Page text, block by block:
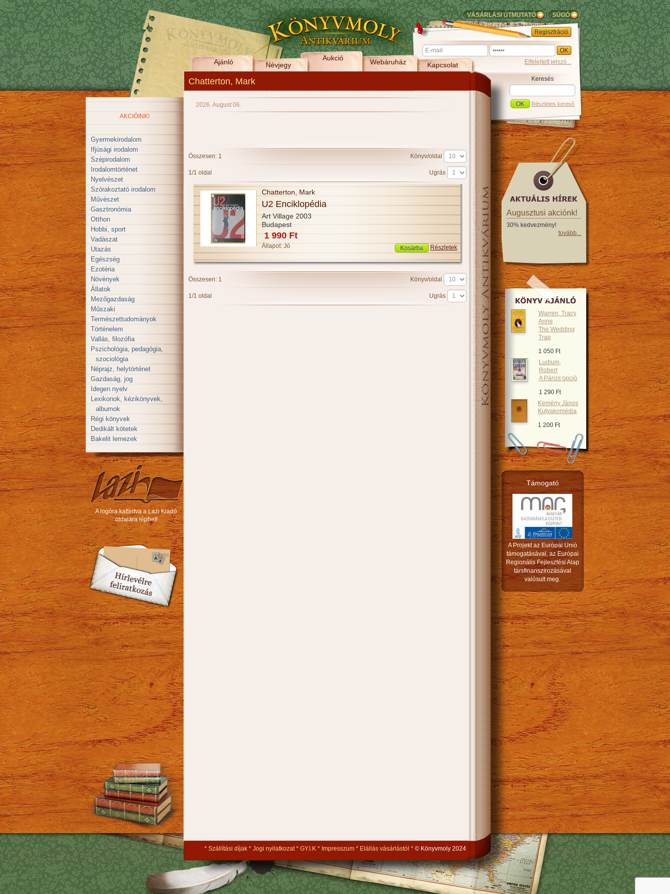
SÚGÓ
VÁSÁRLÁSI ÚTMUTATÓ
Regisztráció
Elfelejtett jelszó...
Ajánló Névjegy
Aukció Webáruház Kapcsolat
Chatterton, Mark Keresés
Részletes kereső
AKCIÓINK!
Gyermekirodalom
Ifjúsági irodalom
Szépirodalom
Irodalomtörténet
Nyelvészet
Szórakoztató irodalom
Művészet
Gasztronómia
Otthon
Hobbi, sport
Vadászat
Utazás
Egészség
Ezotéria
Növények
Állatok
Mezőgazdaság
Műszaki
Természettudományok
Történelem
Vallás, filozófia
Pszichológia, pedagógia,
szociológia
Néprajz, helytörténet
Gazdaság, jog
Idegen nyelv
Lexikonok, kézikönyvek,
albumok
Régi könyvek
Dedikált kötetek
Bakelit lemezek
A logóra kattintva a Lazi Kiadó
oldalára léphet!
Augusztusi akciónk!
30% kedvezmény!
tovább...
Warren, Tracy
Anne
The Wedding
Trap
1 050 Ft
Ludlum,
Robert
A Párizs opció
1 290 Ft
Kemény János
Kutyakomédia
1 200 Ft
Támogató
A Projekt az Európai Unió
támogatásával, az Európai
Regionális Fejlesztési Alap
társfinanszírozásával
valósult meg.
2026. August 06.
Összesen: 1 Könyv/oldal
1/1 oldal Ugrás
Chatterton, Mark
U2 Enciklopédia
Art Village 2003
Budapest
1 990 Ft
Állapot: Jó Részletek
Összesen: 1 Könyv/oldal
1/1 oldal Ugrás
Szállítási díjak Jogi nyilatkozat GY.I.K Impresszum Elállás vásárlástól © Könyvmoly 2024